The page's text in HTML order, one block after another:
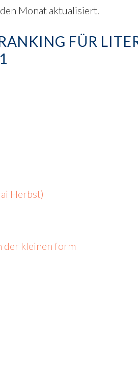
Monat aktualisiert.
FÜR
Herbst)
der kleinen form